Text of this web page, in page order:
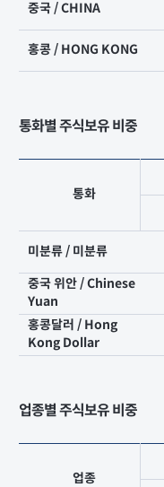
중국 / CHINA
홍콩 / HONG KONG
통화별 주식보유 비중
통화
미분류 / 미분류
중국 위안 / Chinese
Yuan
홍콩달러 / Hong
Kong Dollar
업종별 주식보유 비중
업종